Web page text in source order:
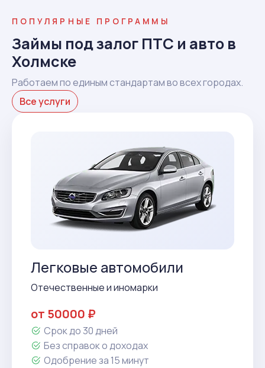
ПОПУЛЯРНЫЕ ПРОГРАММЫ
Займы под залог ПТС и авто в
Холмске
Работаем по единым стандартам во всех городах.
Все услуги
Легковые автомобили
Отечественные и иномарки
от 50000 ₽
Срок до 30 дней
Без справок о доходах
Одобрение за 15 минут